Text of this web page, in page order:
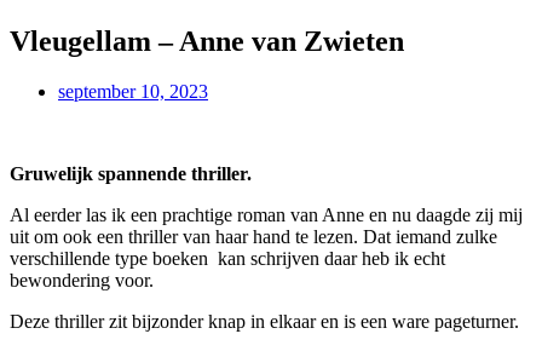
Vleugellam – Anne van Zwieten
september 10, 2023
Gruwelijk spannende thriller.
Al eerder las ik een prachtige roman van Anne en nu daagde zij mij
uit om ook een thriller van haar hand te lezen. Dat iemand zulke
verschillende type boeken kan schrijven daar heb ik echt
bewondering voor.
Deze thriller zit bijzonder knap in elkaar en is een ware pageturner.